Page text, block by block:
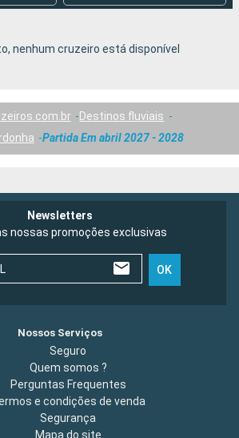
nenhum cruzeiro está disponível
Destinos fluviais
Partida Em abril 2027 - 2028
Newsletters
nossas promoções exclusivas
OK
Nossos Serviços
Seguro
Quem somos ?
Perguntas Frequentes
e condições de venda
Segurança
Mapa do site